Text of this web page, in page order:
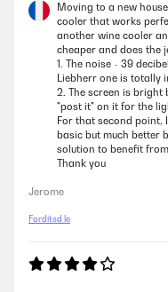
Moving to a new
cooler that works
another wine cooler
cheaper and does the
1. The noise - 39
Liebherr one is totally
2. The screen is bright
"post it" on it for the
For that second point,
basic but much better
solution to benefit
Thank you
Jerome
Fordítsd le